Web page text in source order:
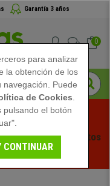
Garantía 3 años
0
Ofisillas! Descuentos
- Ver Promo
para analizar
la obtención de los
Puede
de Cookies
pulsando el botón
CONTINUAR